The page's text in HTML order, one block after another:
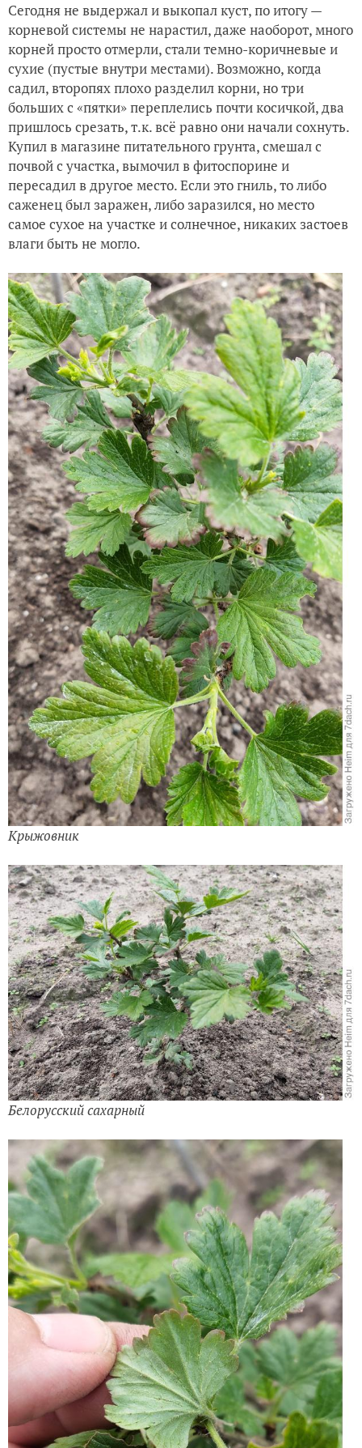
Сегодня не выдержал и выкопал куст, по итогу —
корневой системы не нарастил, даже наоборот, много
корней просто отмерли, стали темно-коричневые и
сухие (пустые внутри местами). Возможно, когда
садил, второпях плохо разделил корни, но три
больших с «пятки» переплелись почти косичкой, два
пришлось срезать, т.к. всё равно они начали сохнуть.
Купил в магазине питательного грунта, смешал с
почвой с участка, вымочил в фитоспорине и
пересадил в другое место. Если это гниль, то либо
саженец был заражен, либо заразился, но место
самое сухое на участке и солнечное, никаких застоев
влаги быть не могло.
Крыжовник
Белорусский сахарный